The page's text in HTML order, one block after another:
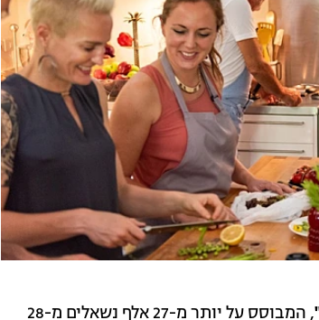
, המבוסס על יותר מ-27 אלף נשאלים מ-28